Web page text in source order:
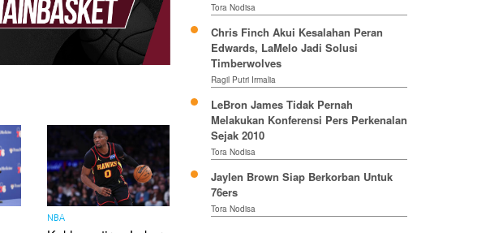
NBA
Tora Nodisa
Chris Finch Akui Kesalahan Peran
Edwards, LaMelo Jadi Solusi
Timberwolves
Ragil Putri Irmalia
LeBron James Tidak Pernah
Melakukan Konferensi Pers Perkenalan
Sejak 2010
Tora Nodisa
Jaylen Brown Siap Berkorban Untuk
76ers
Tora Nodisa